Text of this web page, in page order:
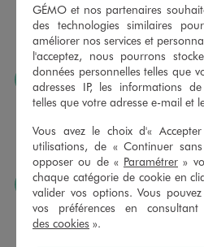
remboursement pour tout
sous 30 jours, sur simple
dans tous les magasins
JE PEUX FAIRE RETOUCHER
Ourlets, ceintures… vous
sont à votre disposition sur
conditions en magasins.
J’AIME FAIRE PLAISIR
Nous vous proposons des
montant au choix entre 10€ et
GÉMO sont valables 1 an,
GÉMO et nos partenaires
des technologies similaires
améliorer nos services et
l'acceptez, nous pourrons
données personnelles telles que
adresses IP, les informations
telles que votre adresse e-mail et
Vous avez le choix d'«
utilisations, de « Continuer
opposer ou de « Paramétrer »
chaque catégorie de cookie en
valider vos options. Vous
vos préférences en
des cookies ».